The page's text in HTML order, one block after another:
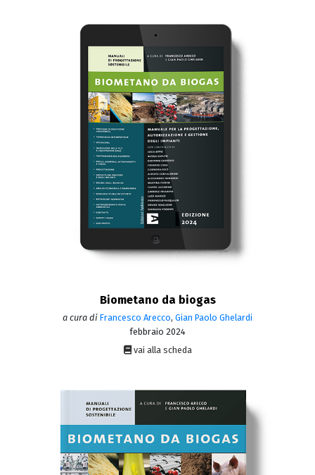
Biometano da biogas
a cura di Francesco Arecco, Gian Paolo Ghelardi
febbraio 2024
vai alla scheda